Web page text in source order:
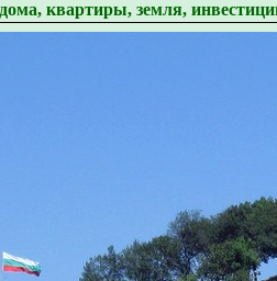
квартиры, земля,